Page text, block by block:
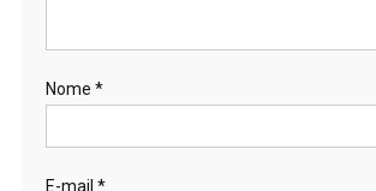
Nome *
E-mail *